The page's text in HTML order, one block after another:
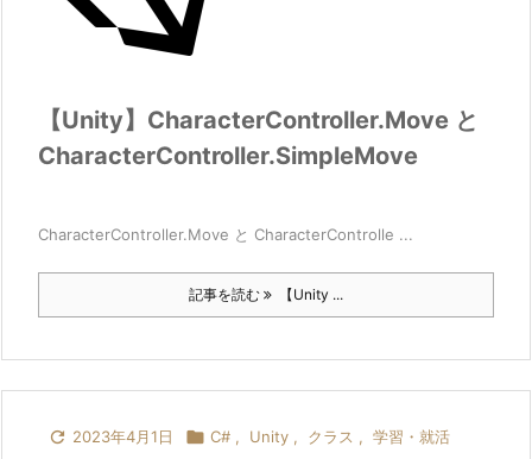
【Unity】CharacterController.Move と
CharacterController.SimpleMove
CharacterController.Move と CharacterControlle ...
記事を読む 【Unity ...
 2023年4月1日  C# , Unity , クラス , 学習・就活